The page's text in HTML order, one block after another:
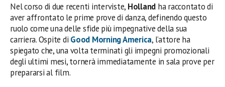
Nel corso di due recenti interviste, Holland ha raccontato di
aver affrontato le prime prove di danza, definendo questo
ruolo come una delle sfide più impegnative della sua
carriera. Ospite di Good Morning America, l’attore ha
spiegato che, una volta terminati gli impegni promozionali
degli ultimi mesi, tornerà immediatamente in sala prove per
prepararsi al film.